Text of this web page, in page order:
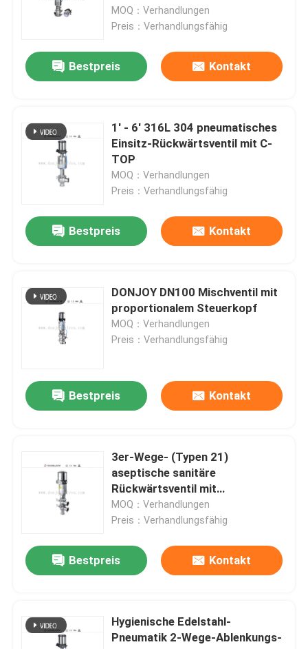
Über uns
Qualitätskontrolle
Neuigkeiten
Angebot anfordern
Gesundheitliches Membranventil
Drehvorsprungspumpe
Gesundheitliche Kreiselpumpe
Zwei Schraubenpumpe
Drosselventile
Getränkeverarbeitung
MOQ：Verhandlungen
Preis：Verhandlungsfähig
Bestpreis Kontakt
1' - 6' 316L 304 pneumatisches
Einsitz-Rückwärtsventil mit C-
TOP
MOQ：Verhandlungen
Preis：Verhandlungsfähig
Bestpreis Kontakt
DONJOY DN100 Mischventil mit
proportionalem Steuerkopf
MOQ：Verhandlungen
Preis：Verhandlungsfähig
Bestpreis Kontakt
3er-Wege- (Typen 21)
aseptische sanitäre
Rückwärtsventil mit
pneumatischer Bedienung
MOQ：Verhandlungen
Preis：Verhandlungsfähig
Bestpreis Kontakt
Hygienische Edelstahl-
Pneumatik 2-Wege-Ablenkungs-